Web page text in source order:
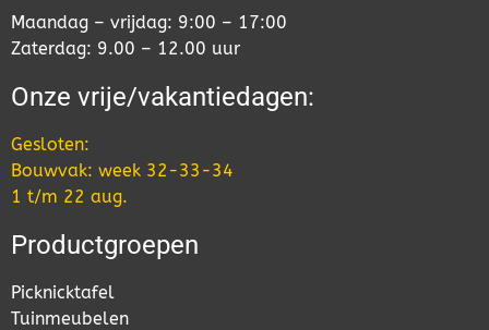
Maandag – vrijdag: 9:00 – 17:00
Zaterdag: 9.00 – 12.00 uur
Onze vrije/vakantiedagen:
Gesloten:
Bouwvak: week 32-33-34
1 t/m 22 aug.
Productgroepen
Picknicktafel
Tuinmeubelen